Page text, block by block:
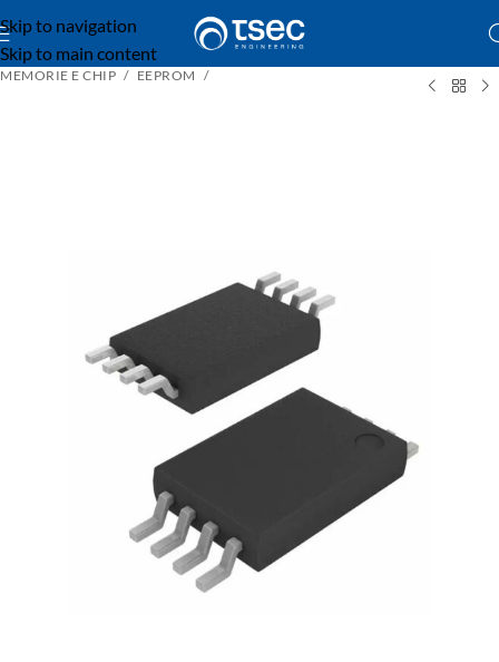
Skip to navigation
Skip to main content
MEMORIE E CHIP EEPROM